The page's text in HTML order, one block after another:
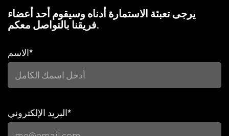
يرجى تعبئة الاستمارة أدناه وسيقوم أحد أعضاء
فريقنا بالتواصل معكم.
الاسم*
البريد الإلكتروني*